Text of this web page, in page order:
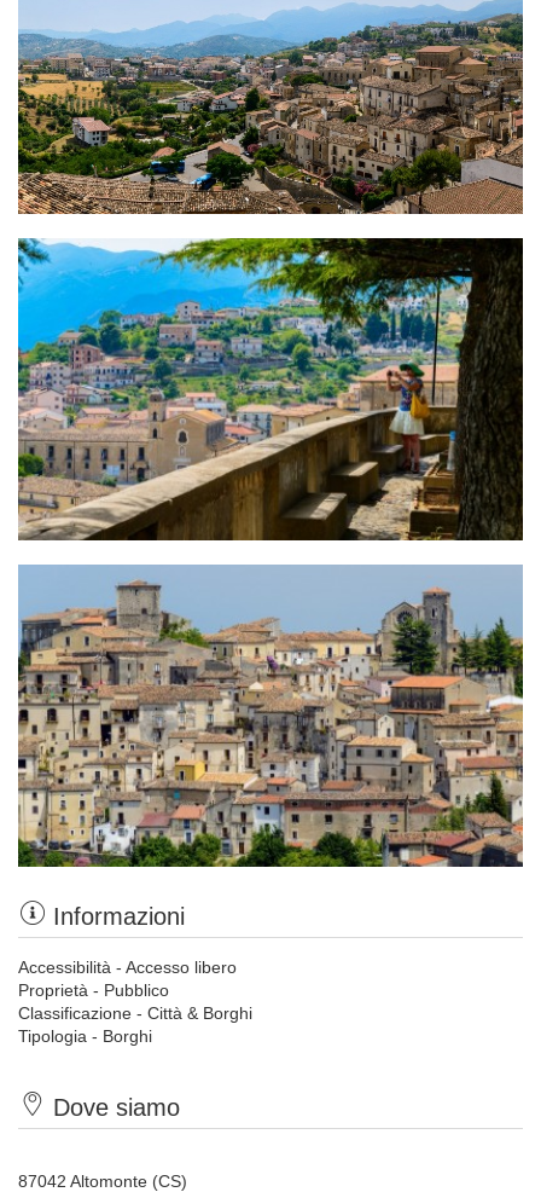
Informazioni
Accessibilità - Accesso libero
Proprietà - Pubblico
Classificazione - Città & Borghi
Tipologia - Borghi
Dove siamo
87042 Altomonte (CS)